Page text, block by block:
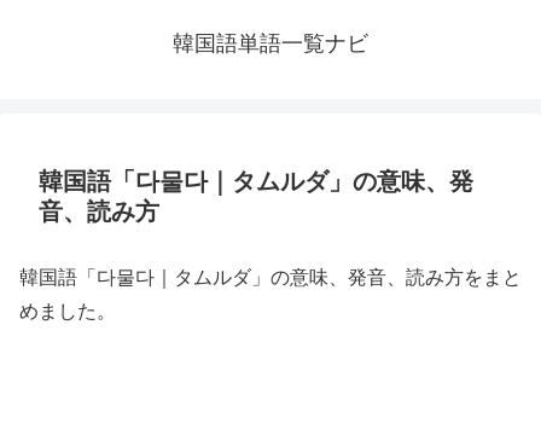
韓国語単語一覧ナビ
韓国語「다물다｜タムルダ」の意味、発
音、読み方
韓国語「다물다｜タムルダ」の意味、発音、読み方をまと
めました。